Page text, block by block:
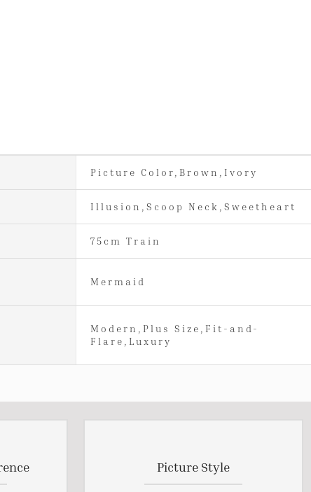
Picture Color,Brown,Ivory
Illusion,Scoop Neck,Sweetheart
75cm Train
Mermaid
Modern,Plus Size,Fit-and-
Flare,Luxury
Picture Style